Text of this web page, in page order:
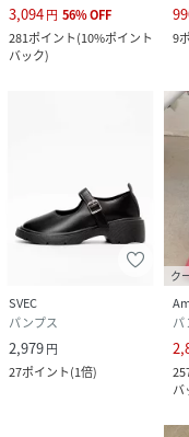
▽合成皮革特有のにお
場合は市販の消臭ス
お勧めいたします。
多少違いがある場合
▽商品によっては箱
▽万が一在庫切れや
連絡いたします。
レ
原産国 中国
素材 【
3,094円 56%OFF
281ポイント(10%ポイント
バック)
9
SVEC
パンプス
2,979円
27ポイント(1倍)
ク
パ
バ